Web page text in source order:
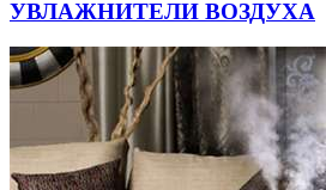
УВЛАЖНИТЕЛИ ВОЗДУХА